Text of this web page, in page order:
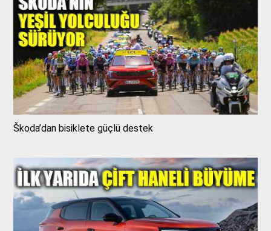
Škoda’dan bisiklete güçlü destek